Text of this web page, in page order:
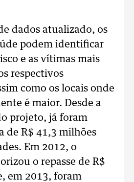
dados atualizado, os
podem identificar
e as vítimas mais
respectivos
como os locais onde
é maior. Desde a
projeto, já foram
de R$ 41,3 milhões
Em 2012, o
o repasse de R$
em 2013, foram